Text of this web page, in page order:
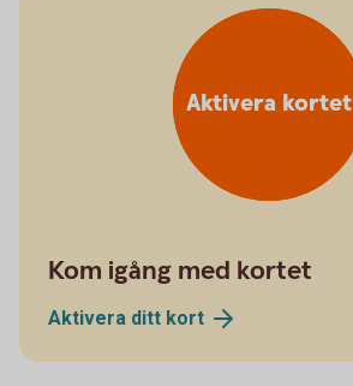
Aktivera kortet
Kom igång med kortet
Aktivera ditt kort